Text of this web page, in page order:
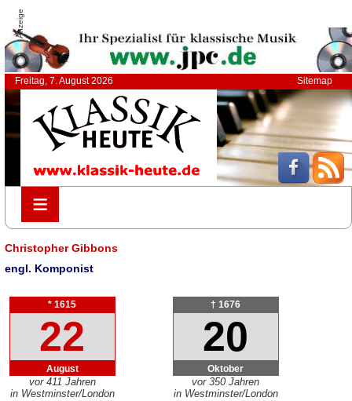
Anzeige
Freitag, 7. August 2026 Sitemap
≡
≡
Christopher Gibbons
engl. Komponist
* 1615
22
August
vor 411 Jahren
in Westminster/London
† 1676
20
Oktober
vor 350 Jahren
in Westminster/London